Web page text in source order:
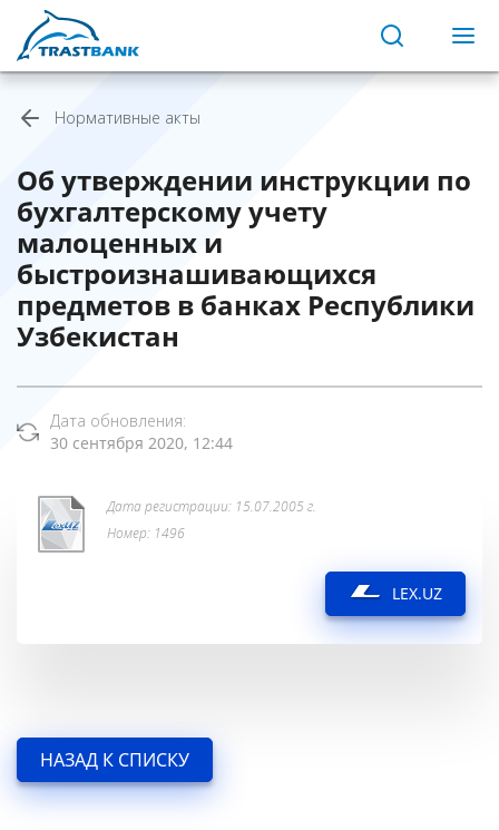
Нормативные акты
Об утверждении инструкции по
бухгалтерскому учету
малоценных и
быстроизнашивающихся
предметов в банках Республики
Узбекистан
Дата обновления:
30 сентября 2020, 12:44
Дата регистрации: 15.07.2005 г.
Номер: 1496
LEX.UZ
НАЗАД К СПИСКУ